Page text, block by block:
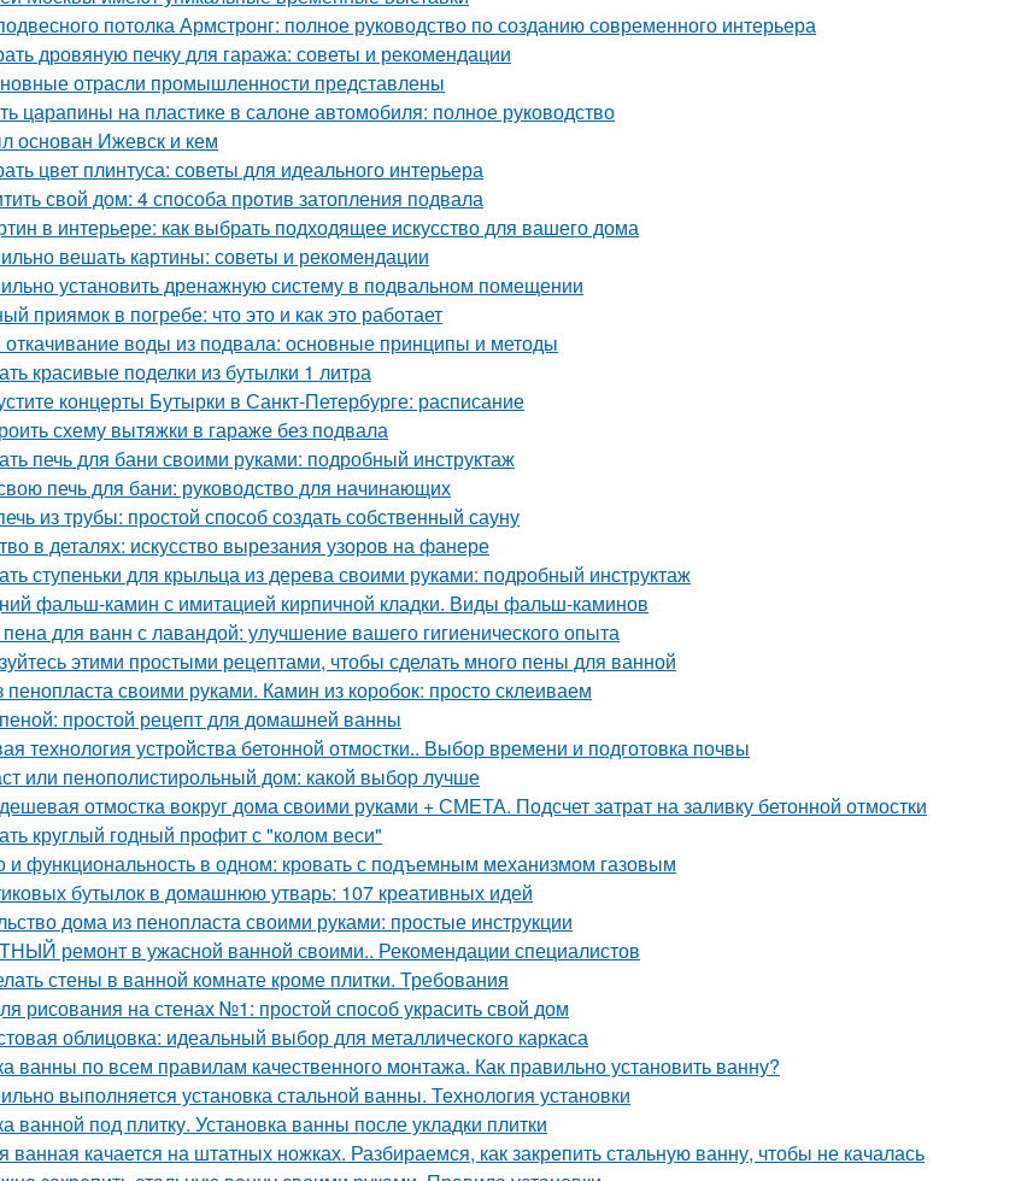
потолка Армстронг: полное руководство по созданию современного интерьера
дровяную печку для гаража: советы и рекомендации
отрасли промышленности представлены
царапины на пластике в салоне автомобиля: полное руководство
основан Ижевск и кем
цвет плинтуса: советы для идеального интерьера
свой дом: 4 способа против затопления подвала
в интерьере: как выбрать подходящее искусство для вашего дома
вешать картины: советы и рекомендации
установить дренажную систему в подвальном помещении
приямок в погребе: что это и как это работает
воды из подвала: основные принципы и методы
красивые поделки из бутылки 1 литра
концерты Бутырки в Санкт-Петербурге: расписание
схему вытяжки в гараже без подвала
печь для бани своими руками: подробный инструктаж
печь для бани: руководство для начинающих
из трубы: простой способ создать собственный сауну
в деталях: искусство вырезания узоров на фанере
ступеньки для крыльца из дерева своими руками: подробный инструктаж
фальш-камин с имитацией кирпичной кладки. Виды фальш-каминов
для ванн с лавандой: улучшение вашего гигиенического опыта
этими простыми рецептами, чтобы сделать много пены для ванной
пенопласта своими руками. Камин из коробок: просто склеиваем
простой рецепт для домашней ванны
технология устройства бетонной отмостки.. Выбор времени и подготовка почвы
или пенополистирольный дом: какой выбор лучше
отмостка вокруг дома своими руками + СМЕТА. Подсчет затрат на заливку бетонной отмостки
круглый годный профит с "колом веси"
и функциональность в одном: кровать с подъемным механизмом газовым
бутылок в домашнюю утварь: 107 креативных идей
дома из пенопласта своими руками: простые инструкции
ремонт в ужасной ванной своими.. Рекомендации специалистов
стены в ванной комнате кроме плитки. Требования
рисования на стенах №1: простой способ украсить свой дом
облицовка: идеальный выбор для металлического каркаса
ванны по всем правилам качественного монтажа. Как правильно установить ванну?
выполняется установка стальной ванны. Технология установки
ванной под плитку. Установка ванны после укладки плитки
ванная качается на штатных ножках. Разбираемся, как закрепить стальную ванну, чтобы не качалась